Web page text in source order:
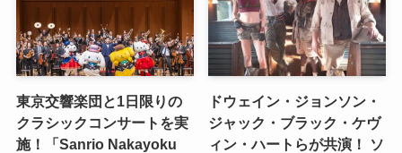
東京交響楽団と1日限りの
クラシックコンサートを実
施！「Sanrio Nakayoku
ドウェイン・ジョンソン・
ジャック・ブラック・ケヴ
ィン・ハートらが共演！ ソ